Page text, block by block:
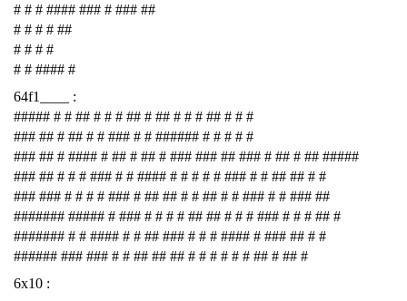
# # # #### ### # ### ##
# # # # ##
# # # #
# # #### #
64f1____ :
##### # # ## # # # ## # ## # # # ## # # #
### ## # ## # # ### # # ###### # # # # #
### ## # #### # ## # ## # ### ### ## ### # ## # ## #####
### ## # # # ### # # #### # # # # # ### # # ## ## # #
### ### # # # # ### # ## ## # # ## # # ### # # ### ##
####### ##### # ### # # # # ## ## # # # ### # # # ## #
####### # # #### # # ## ### # # # #### # ### ## # #
###### ### ### # # ## ## ## # # # # # # ## # ## #
6x10 :